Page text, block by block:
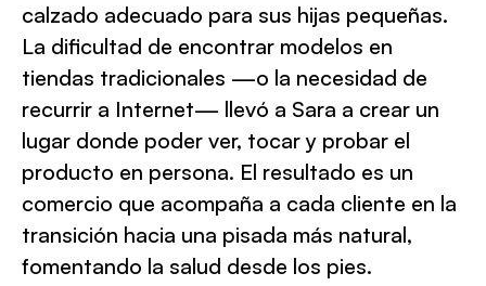
calzado adecuado para sus hijas pequeñas.
La dificultad de encontrar modelos en
tiendas tradicionales —o la necesidad de
recurrir a Internet— llevó a Sara a crear un
lugar donde poder ver, tocar y probar el
producto en persona. El resultado es un
comercio que acompaña a cada cliente en la
transición hacia una pisada más natural,
fomentando la salud desde los pies.